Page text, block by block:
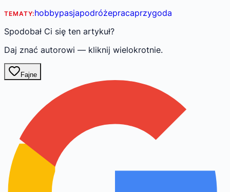
TEMATY:hobbypasjapodróżepracaprzygoda
Spodobał Ci się ten artykuł?
Daj znać autorowi — kliknij wielokrotnie.
Fajne